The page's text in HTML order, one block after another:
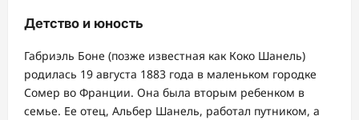
Детство и юность
Габриэль Боне (позже известная как Коко Шанель)
родилась 19 августа 1883 года в маленьком городке
Сомер во Франции. Она была вторым ребенком в
семье. Ее отец, Альбер Шанель, работал путником, а